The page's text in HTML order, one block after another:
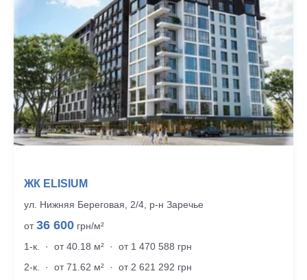
ЖК ELISIUM
ул. Нижняя Береговая, 2/4, р‑н Заречье
от36 600 грн/м²
1-к.
· от 40.18 м² ·
от 1 470 588 грн
2-к.
· от 71.62 м² · от 2 621 292 грн